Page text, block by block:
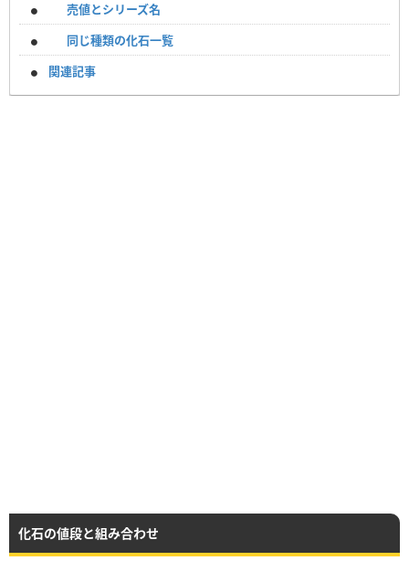
売値とシリーズ名
同じ種類の化石一覧
関連記事
化石の値段と組み合わせ